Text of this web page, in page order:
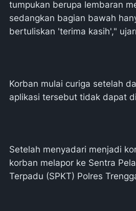
tumpukan berupa lembaran
sedangkan bagian bawah
bertuliskan 'terima kasih',"
Korban mulai curiga setelah
aplikasi tersebut tidak dapat
Setelah menyadari menjadi
korban melapor ke Sentra
Terpadu (SPKT) Polres